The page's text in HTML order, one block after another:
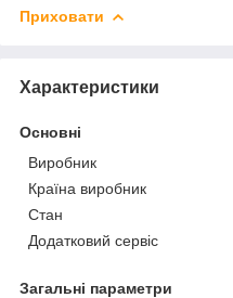
Приховати
Характеристики
Основні
Виробник
Країна виробник
Стан
Додатковий сервіс
Загальні параметри